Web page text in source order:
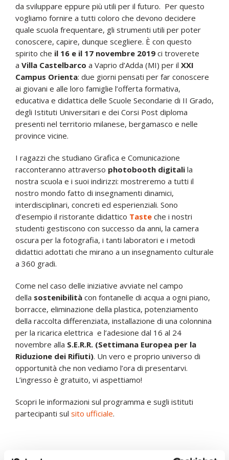
da sviluppare eppure più utili per il futuro. Per questo
vogliamo fornire a tutti coloro che devono decidere
quale scuola frequentare, gli strumenti utili per poter
conoscere, capire, dunque scegliere. È con questo
spirito che il 16 e il 17 novembre 2019ci troverete
a Villa Castelbarco a Vaprio d’Adda (MI) per il XXI
Campus Orienta: due giorni pensati per far conoscere
ai giovani e alle loro famiglie l’offerta formativa,
educativa e didattica delle Scuole Secondarie di II Grado,
degli Istituti Universitari e dei Corsi Post diploma
presenti nel territorio milanese, bergamasco e nelle
province vicine.
I ragazzi che studiano Grafica e Comunicazione
racconteranno attraverso photobooth digitalila
nostra scuola e i suoi indirizzi: mostreremo a tutti il
nostro mondo fatto di insegnamenti dinamici,
interdisciplinari, concreti ed esperienziali. Sono
d’esempio il ristorante didattico Tasteche i nostri
studenti gestiscono con successo da anni, la camera
oscura per la fotografia, i tanti laboratori e i metodi
didattici adottati che mirano a un insegnamento culturale
a 360 gradi.
Come nel caso delle iniziative avviate nel campo
della sostenibilitàcon fontanelle di acqua a ogni piano,
borracce, eliminazione della plastica, potenziamento
della raccolta differenziata, installazione di una colonnina
per la ricarica elettrica e l’adesione dal 16 al 24
novembre alla S.E.R.R. (Settimana Europea per la
Riduzione dei Rifiuti). Un vero e proprio universo di
opportunità che non vediamo l’ora di presentarvi.
L’ingresso è gratuito, vi aspettiamo!
Scopri le informazioni sul programma e sugli istituti
partecipanti sul sito ufficiale.